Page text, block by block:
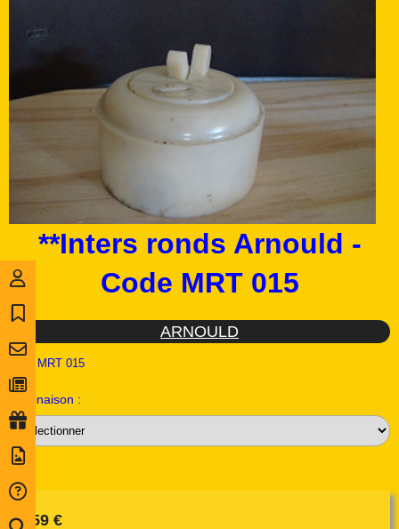
**Inters ronds Arnould -
Code MRT 015
ARNOULD
MRT 015
Déclinaison :
4,59 €